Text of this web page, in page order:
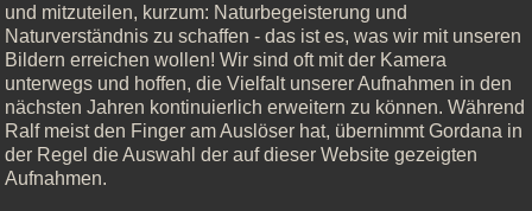
und mitzuteilen, kurzum: Naturbegeisterung und
Naturverständnis zu schaffen - das ist es, was wir mit unseren
Bildern erreichen wollen! Wir sind oft mit der Kamera
unterwegs und hoffen, die Vielfalt unserer Aufnahmen in den
nächsten Jahren kontinuierlich erweitern zu können. Während
Ralf meist den Finger am Auslöser hat, übernimmt Gordana in
der Regel die Auswahl der auf dieser Website gezeigten
Aufnahmen.